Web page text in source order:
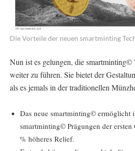
Die Vorteile der neuen smartminting
Nun ist es gelungen, die smartminting©
weiter zu führen. Sie bietet der
als es jemals in der traditionellen
Das neue smartminting© ermöglicht
smartminting© Prägungen der
% höheres Relief.